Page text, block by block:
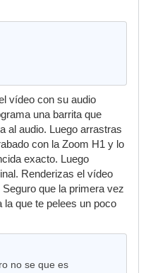
vídeo con su audio
una barrita que
al audio. Luego arrastras
con la Zoom H1 y lo
exacto. Luego
Renderizas el vídeo
que la primera vez
la que te pelees un poco
no se que es